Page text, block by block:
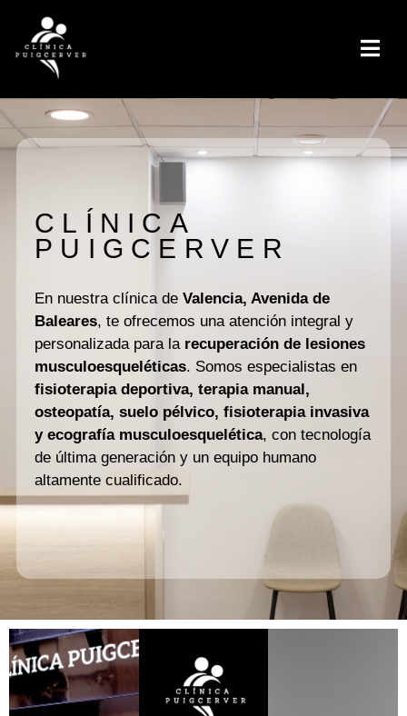
CLÍNICA
PUIGCERVER
En nuestra clínica de Valencia, Avenida de
Baleares, te ofrecemos una atención integral y
personalizada para la recuperación de lesiones
musculoesqueléticas. Somos especialistas en
fisioterapia deportiva, terapia manual,
osteopatía, suelo pélvico, fisioterapia invasiva
y ecografía musculoesquelética, con tecnología
de última generación y un equipo humano
altamente cualificado.